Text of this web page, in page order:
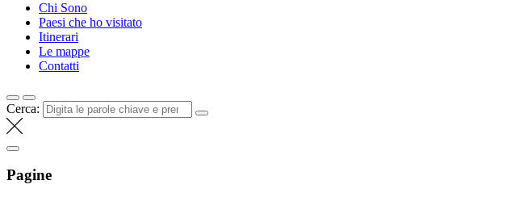
Chi Sono
Paesi che ho visitato
Itinerari
Le mappe
Contatti
Cerca:
Pagine